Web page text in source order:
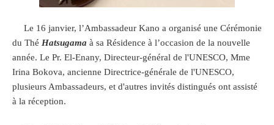
Le 16 janvier, l’Ambassadeur Kano a organisé une Cérémonie
du Thé Hatsugama à sa Résidence à l’occasion de la nouvelle
année. Le Pr. El-Enany, Directeur-général de l'UNESCO, Mme
Irina Bokova, ancienne Directrice-générale de l'UNESCO,
plusieurs Ambassadeurs, et d'autres invités distingués ont assisté
à la réception.